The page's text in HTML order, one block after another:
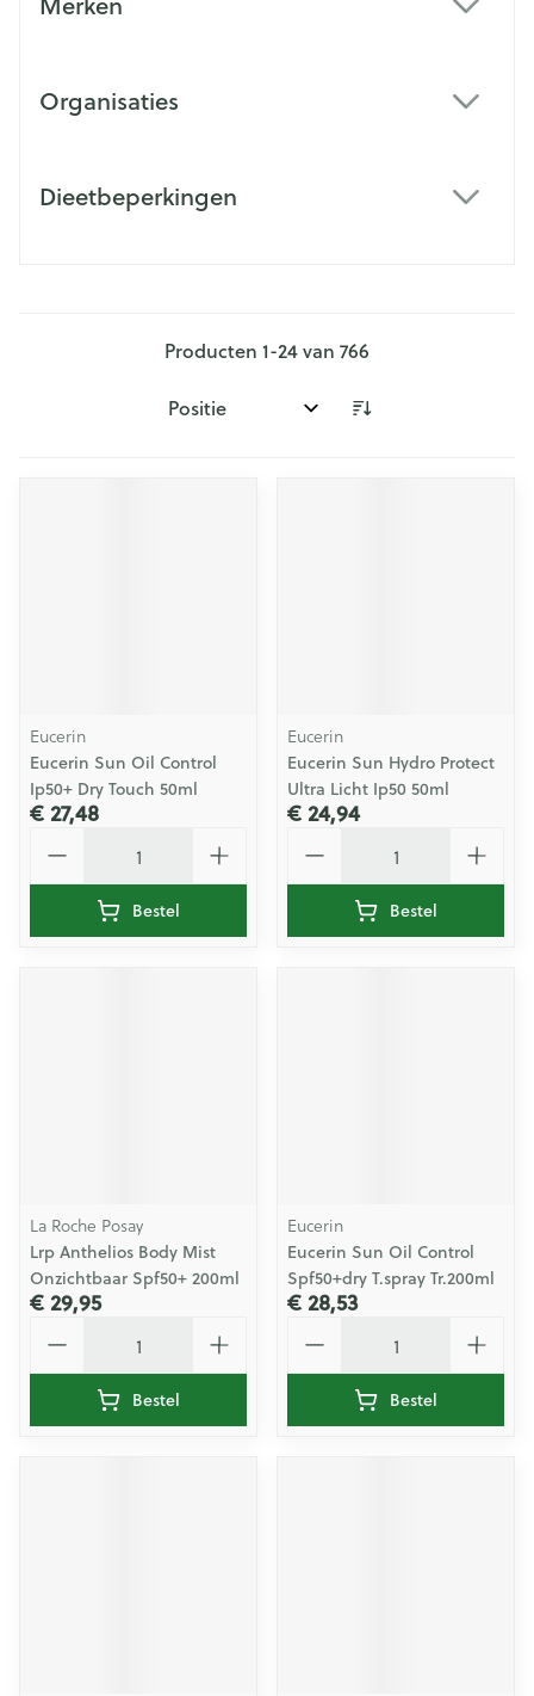
Organisaties
Dieetbeperkingen
Producten 1-24van 766
Sorteer op:
Eucerin
Eucerin Sun Oil Control
Ip50+ Dry Touch 50ml
€ 27,48
Bestel
Eucerin
Eucerin Sun Hydro Protect
Ultra Licht Ip50 50ml
€ 24,94
Bestel
La Roche Posay
Lrp Anthelios Body Mist
Onzichtbaar Spf50+ 200ml
€ 29,95
Bestel
Eucerin
Eucerin Sun Oil Control
Spf50+dry T.spray Tr.200ml
€ 28,53
Bestel